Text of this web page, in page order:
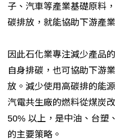
子、汽車等產業基礎原料
碳排放，就能協助下游產
因此石化業專注減少產品
自身排碳，也可協助下游
放。減少使用高碳排的能
汽電共生廠的燃料從煤炭
50% 以上，是中油、台塑
的主要策略。